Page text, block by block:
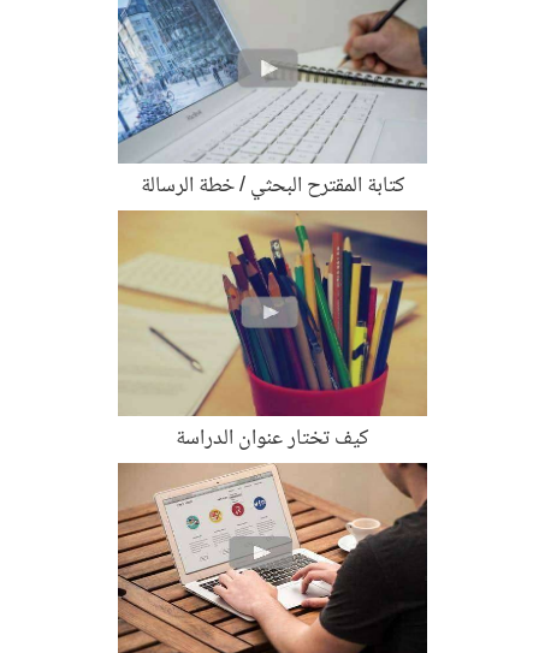
كتابة المقترح البحثي / خطة الرسالة
كيف تختار عنوان الدراسة